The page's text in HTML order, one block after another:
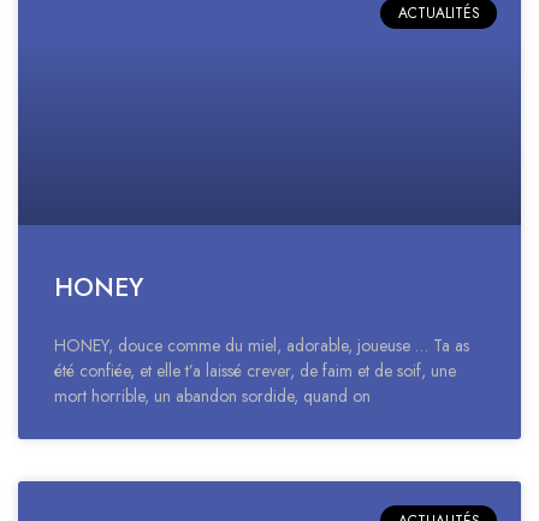
ACTUALITÉS
HONEY
HONEY, douce comme du miel, adorable, joueuse … Ta as
été confiée, et elle t’a laissé crever, de faim et de soif, une
mort horrible, un abandon sordide, quand on